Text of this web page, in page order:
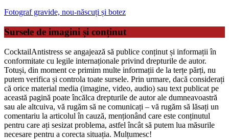
Fotograf gravide, nou-născuți și botez
Sursele de imagini și conținut
CocktailAntistress se angajează să publice conținut și informații în
conformitate cu legile internaționale privind drepturile de autor.
Totuși, din moment ce primim multe informații de la terțe părți, nu
putem verifica și controla toate sursele. Prin urmare, dacă considerați
că orice material media (imagine, video, audio) sau text publicat pe
această pagină poate încălca drepturile de autor ale dumneavoastră
sau ale altcuiva, vă rugăm să ne comunicați – vă rugăm să lăsați un
comentariu la articolul în cauză, menționând care este conținutul
pentru care ați sesizat problema, astfel încât să putem lua măsurile
necesare pentru a corecta situația. Mulțumesc!